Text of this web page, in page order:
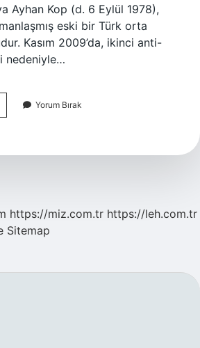
Ayhan Kop (d. 6 Eylül 1978),
eski bir Türk orta
Kasım 2009’da, ikinci anti-
nedeniyle…
Yorum Bırak
https://miz.com.tr https://leh.com.tr
Sitemap